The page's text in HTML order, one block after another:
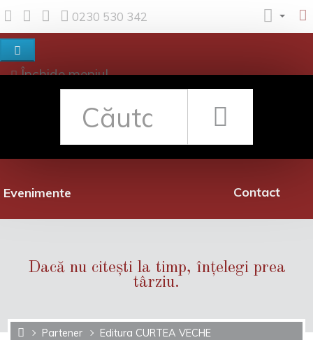
0230 530 342
Închide meniul
Evenimente
Rețea librării
Contact
Dacă nu citești la timp, înțelegi prea
târziu.
Partener
Editura CURTEA VECHE